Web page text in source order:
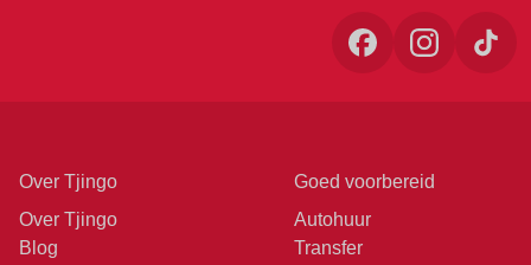
Over Tjingo
Over Tjingo
Blog
Goed voorbereid
Autohuur
Transfer